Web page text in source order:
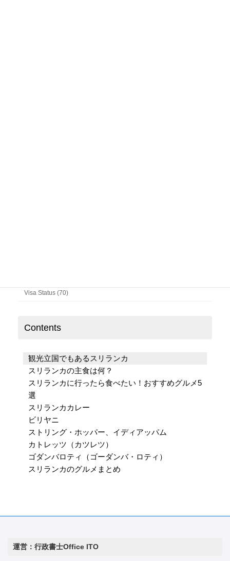
Visa Status (70)
Contents
観光立国でもあるスリランカ
スリランカの主食は何？
スリランカに行ったら食べたい！おすすめグルメ5
選
スリランカカレー
ビリヤニ
ストリング・ホッパー、イディアッパム
カトレッツ（カツレツ）
ゴダンバロティ（ゴーダンバ・ロティ）
スリランカのグルメまとめ
運営：行政書士Office ITO